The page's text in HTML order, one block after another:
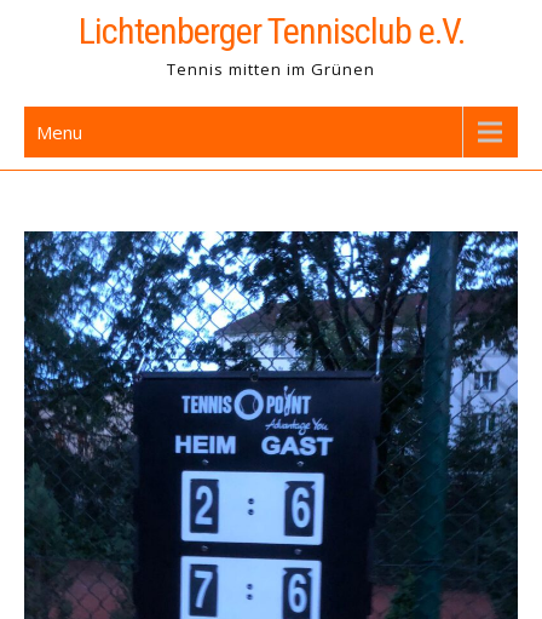
Lichtenberger Tennisclub e.V.
Tennis mitten im Grünen
Menu